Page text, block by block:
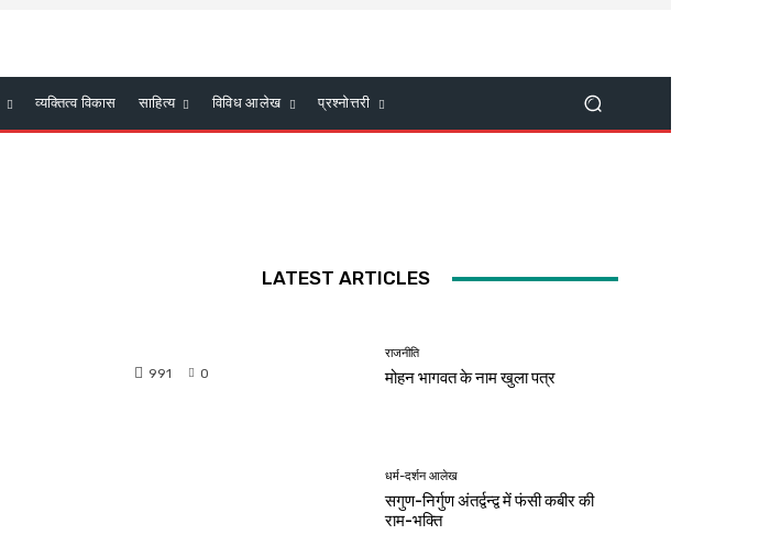
व्यक्तित्व विकास साहित्य विविध आलेख प्रश्नोत्तरी
0
991
LATEST ARTICLES
राजनीति
मोहन भागवत के नाम खुला पत्र
धर्म-दर्शन आलेख
सगुण-निर्गुण अंतर्द्वन्द्व में फंसी कबीर की
राम-भक्ति